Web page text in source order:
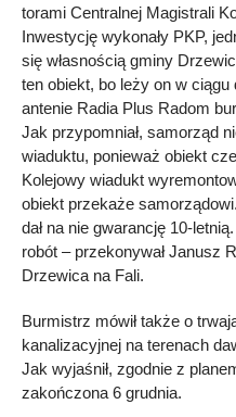
torami Centralnej Magistrali
Inwestycję wykonały PKP,
się własnością gminy
ten obiekt, bo leży on w ciągu
antenie Radia Plus Radom
Jak przypomniał, samorząd
wiaduktu, ponieważ obiekt
Kolejowy wiadukt
obiekt przekaże
dał na nie gwarancję 10-
robót – przekonywał Janusz
Drzewica na Fali.
Burmistrz mówił także o
kanalizacyjnej na terenach
Jak wyjaśnił, zgodnie z
zakończona 6 grudnia.